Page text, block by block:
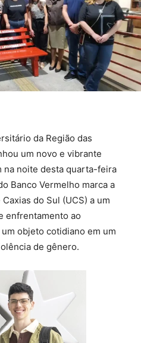
da Região das
um novo e vibrante
na noite desta quarta-feira
Banco Vermelho marca a
do Sul (UCS) a um
enfrentamento ao
objeto cotidiano em um
de gênero.